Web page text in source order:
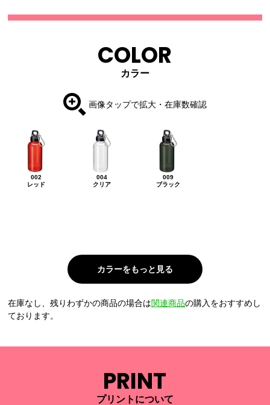
COLOR
カラー
画像タップで拡大・在庫数確認
002
レッド
004
クリア
009
ブラック
在庫なし、残りわずかの商品の場合は関連商品の購入をおすすめし
ております。
PRINT
プリントについて